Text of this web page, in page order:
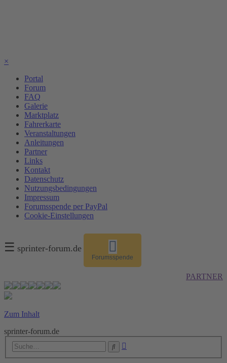
×
Portal
Forum
FAQ
Galerie
Marktplatz
Fahrerkarte
Veranstaltungen
Anleitungen
Partner
Links
Kontakt
Datenschutz
Nutzungsbedingungen
Impressum
Forumsspende per PayPal
Cookie-Einstellungen
☰ sprinter-forum.de
Forumsspende
PARTNER
Zum Inhalt
sprinter-forum.de
Suche